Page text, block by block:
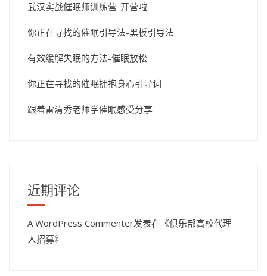
武汉实战催眠师训练营-开营啦
你正在寻找的催眠引导法-黑板引导法
有效缓解失眠的方法-催眠放松
你正在寻找的催眠拥抱身心引导词
跟着雷清秀老师学催眠感受分享
近期评论
A WordPress Commenter发表在《俱乐部高校代理
人招募》